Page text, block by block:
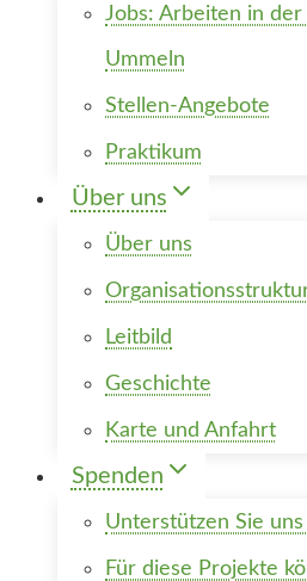
Jobs: Arbeiten in
Ummeln
Stellen-Angebote
Praktikum
Über uns
Über uns
Leitbild
Geschichte
Karte und Anfahrt
Spenden
Unterstützen Sie
Für diese Projekte